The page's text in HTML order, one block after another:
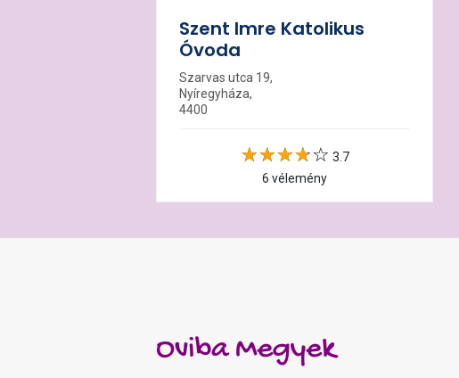
Szent Imre Katolikus
Óvoda
Szarvas utca 19,
Nyíregyháza,
4400
3.7
6 vélemény
Oviba Megyek